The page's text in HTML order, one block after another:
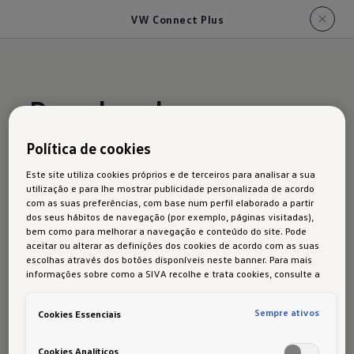
VW Connect Plus
Descubra algo novo, na
O conjunto de ofertas e serviços digitais da
Volkswagen leva a conectividade do Polo a um
nível ainda mais elevado: como opção, o serviço
VW Connect Plus
Política de cookies
Este site utiliza cookies próprios e de terceiros para analisar a sua
utilização e para lhe mostrar publicidade personalizada de acordo
com as suas preferências, com base num perfil elaborado a partir
dos seus hábitos de navegação (por exemplo, páginas visitadas),
bem como para melhorar a navegação e conteúdo do site. Pode
aceitar ou alterar as definições dos cookies de acordo com as suas
escolhas através dos botões disponíveis neste banner. Para mais
informações sobre como a SIVA recolhe e trata cookies, consulte a
Cookies Essenciais Sempre ativos
Cookies Analíticos